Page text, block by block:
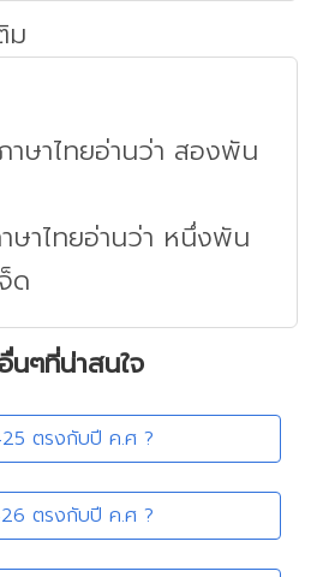
ม
ษาไทยอ่านว่า สองพัน
ษาไทยอ่านว่า หนึ่งพัน
ด
นๆที่น่าสนใจ
ตรงกับปี ค.ศ ?
ตรงกับปี ค.ศ ?